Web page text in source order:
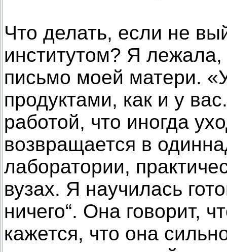
Что делать, если не
институтом? Я
письмо моей матери.
продуктами, как и у
работой, что иногда
возвращается в
лаборатории,
вузах. Я научилась
ничего“. Она говорит,
кажется, что она